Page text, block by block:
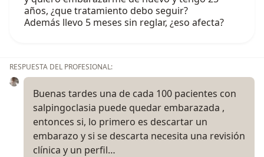
años, ¿que tratamiento debo seguir?
Además llevo 5 meses sin reglar, ¿eso afecta?
RESPUESTA DEL PROFESIONAL:
Buenas tardes una de cada 100 pacientes con
salpingoclasia puede quedar embarazada ,
entonces si, lo primero es descartar un
embarazo y si se descarta necesita una revisión
clínica y un perfil…